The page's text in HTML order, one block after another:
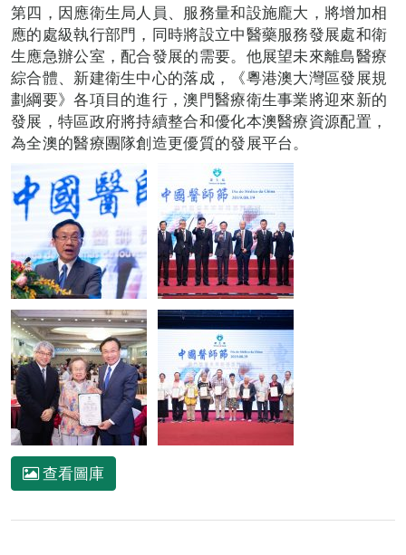
第四，因應衛生局人員、服務量和設施龐大，將增加相
應的處級執行部門，同時將設立中醫藥服務發展處和衛
生應急辦公室，配合發展的需要。他展望未來離島醫療
綜合體、新建衛生中心的落成，《粵港澳大灣區發展規
劃綱要》各項目的進行，澳門醫療衛生事業將迎來新的
發展，特區政府將持續整合和優化本澳醫療資源配置，
為全澳的醫療團隊創造更優質的發展平台。
查看圖庫